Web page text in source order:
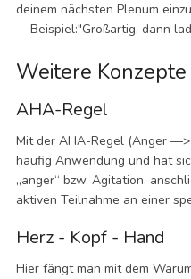
deinem nächsten Plenum
Beispiel:"Großartig, dann
Weitere
AHA-Regel
Mit der AHA-Regel (Anger
häufig Anwendung und hat
„anger“ bzw. Agitation,
aktiven Teilnahme an einer
Herz - Kopf - Hand
Hier fängt man mit dem